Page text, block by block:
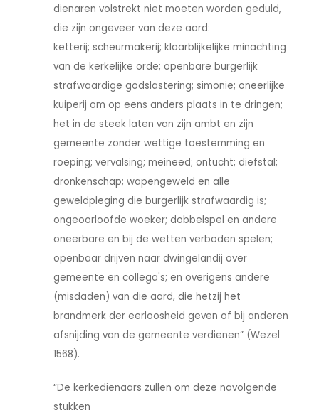
dienaren volstrekt niet moeten worden geduld,
die zijn ongeveer van deze aard:
ketterij; scheurmakerij; klaarblijkelijke minachting
van de kerkelijke orde; openbare burgerlijk
strafwaardige godslastering; simonie; oneerlijke
kuiperij om op eens anders plaats in te dringen;
het in de steek laten van zijn ambt en zijn
gemeente zonder wettige toestemming en
roeping; vervalsing; meineed; ontucht; diefstal;
dronkenschap; wapengeweld en alle
geweldpleging die burgerlijk strafwaardig is;
ongeoorloofde woeker; dobbelspel en andere
oneerbare en bij de wetten verboden spelen;
openbaar drijven naar dwingelandij over
gemeente en collega's; en overigens andere
(misdaden) van die aard, die hetzij het
brandmerk der eerloosheid geven of bij anderen
afsnijding van de gemeente verdienen” (Wezel
1568).
“De kerkedienaars zullen om deze navolgende
stukken